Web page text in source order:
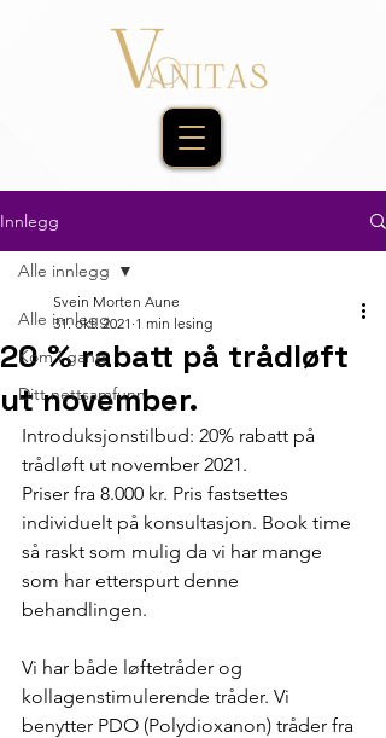
Innlegg
Alle innlegg
Kom i gang
Ditt nettsamfunn
Alle innlegg
20 % rabatt på trådløft
ut november.
Svein Morten Aune
31. okt. 2021 1 min lesing
Introduksjonstilbud: 20% rabatt på
trådløft ut november 2021.
Priser fra 8.000 kr. Pris fastsettes
individuelt på konsultasjon. Book time
så raskt som mulig da vi har mange
som har etterspurt denne
behandlingen.
Vi har både løftetråder og
kollagenstimulerende tråder. Vi
benytter PDO (Polydioxanon) tråder fra